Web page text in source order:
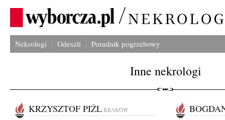
Nekrologi Odeszli Poradnik pogrzebowy
Inne nekrologi
KRZYSZTOF PIŻL KRAKÓW